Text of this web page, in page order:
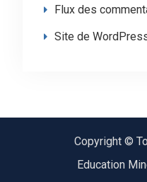
Flux des
Site de
Copyright ©
Education